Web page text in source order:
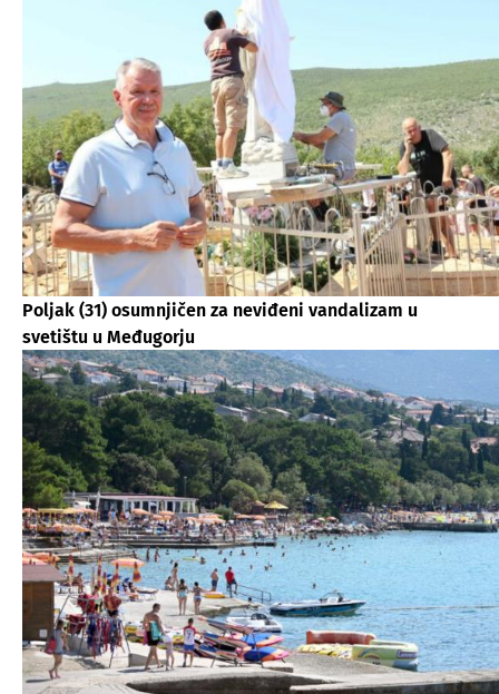
Poljak (31) osumnjičen za neviđeni vandalizam u
svetištu u Međugorju